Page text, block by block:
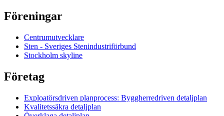
Föreningar
Centrumutvecklare
Sten - Sveriges Stenindustriförbund
Stockholm skyline
Företag
Exploatörsdriven planprocess: Byggherredriven detaljplan
Kvalitetssäkra detaljplan